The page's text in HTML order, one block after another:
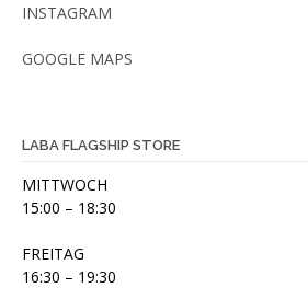
INSTAGRAM
GOOGLE MAPS
LABA FLAGSHIP STORE
MITTWOCH
15:00 – 18:30
FREITAG
16:30 – 19:30